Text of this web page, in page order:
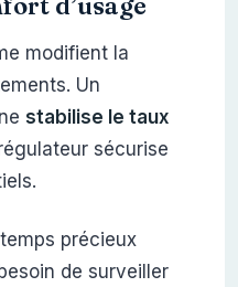
d’usage
modifient la
Un
stabilise le taux
sécurise
précieux
de surveiller